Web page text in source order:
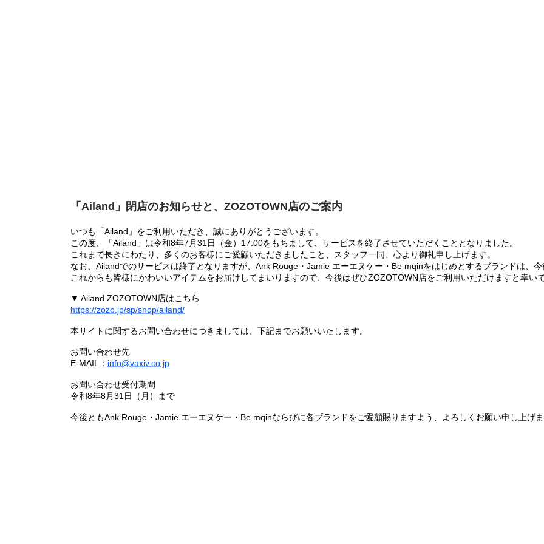
「Ailand」閉店のお知らせと、ZOZOTOWN店のご案内
いつも「Ailand」をご利用いただき、誠にありがとうございます。
この度、「Ailand」は令和8年7月31日（金）17:00をもちまして、サービスを終了させていただくこととなりました。
これまで長きにわたり、多くのお客様にご愛顧いただきましたこと、スタッフ一同、心より御礼申し上げます。
なお、Ailandでのサービスは終了となりますが、Ank Rouge・Jamie エーエヌケー・Be mqinをはじめとするブランドは、
これからも皆様にかわいいアイテムをお届けしてまいりますので、今後はぜひZOZOTOWN店をご利用いただけますと幸いで
▼ Ailand ZOZOTOWN店はこちら
https://zozo.jp/sp/shop/ailand/
本サイトに関するお問い合わせにつきましては、下記までお願いいたします。
お問い合わせ先
E-MAIL： info@vaxiv.co.jp
お問い合わせ受付期間
令和8年8月31日（月）まで
今後ともAnk Rouge・Jamie エーエヌケー・Be mqinならびに各ブランドをご愛顧賜りますよう、よろしくお願い申し上げま